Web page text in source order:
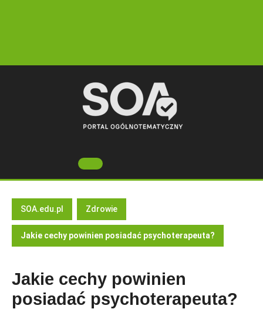
Open
Button
SOA.edu.pl Zdrowie
Jakie cechy powinien posiadać psychoterapeuta?
Jakie cechy powinien
posiadać psychoterapeuta?